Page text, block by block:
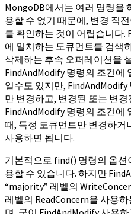
MongoDB에서는 여러 명령을
용할 수 없기 때문에, 변경 직
를 확인하는 것이 어렵습니다.
에 일치하는 도큐먼트를 검색
삭제하는 후속 오퍼레이션을
FindAndModify 명령의 조건에
일수도 있지만,
만 변경하고, 변경된 또는 변
FindAndModify 명령의 조건에
때, 특정 도큐먼트만 변경하
사용하면 됩니다.
기본적으로 find() 명령의 옵션
용할 수 있습니다. 하지만
“majority” 레벨의
레벨의 ReadConcern을 사용